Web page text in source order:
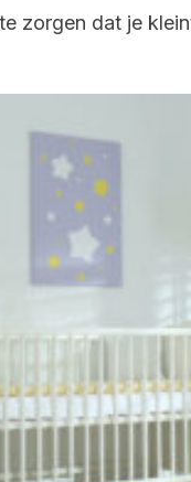
zorgen dat je